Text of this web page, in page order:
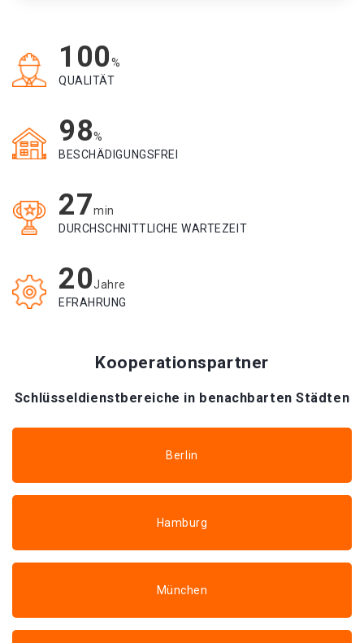
100%
QUALITÄT
98%
BESCHÄDIGUNGSFREI
27min
DURCHSCHNITTLICHE WARTEZEIT
20Jahre
EFRAHRUNG
Kooperationspartner
Schlüsseldienstbereiche in benachbarten Städten
Berlin
Hamburg
München